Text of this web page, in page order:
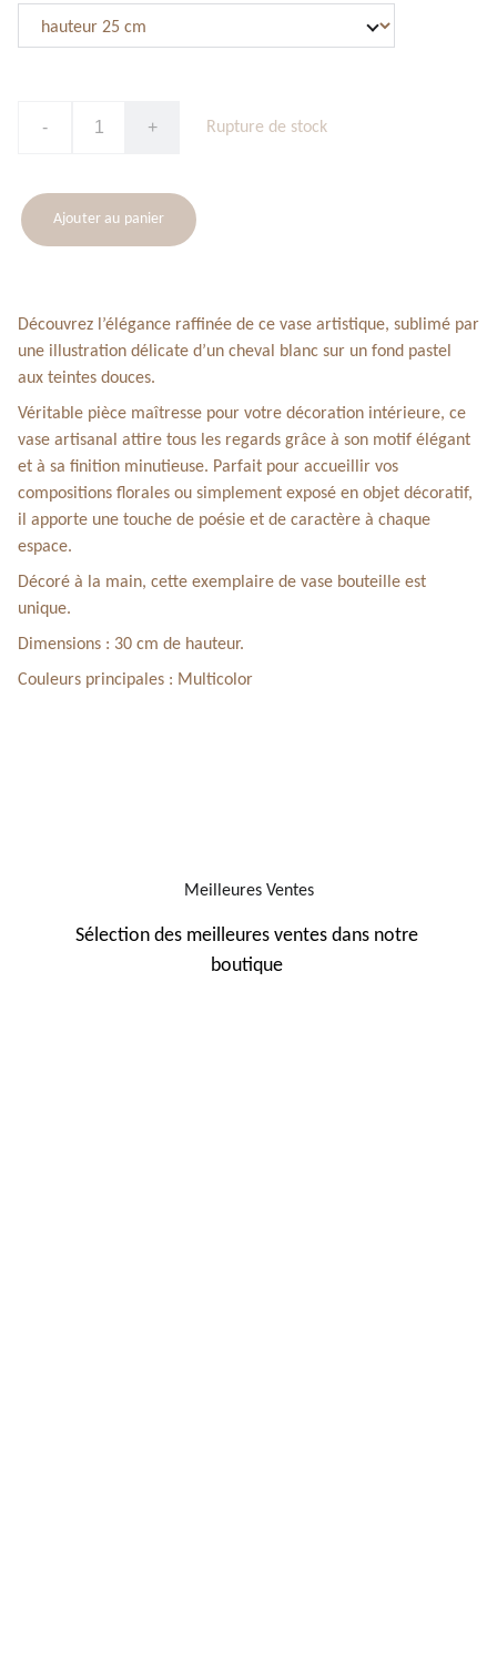
- + Rupture de stock
Ajouter au panier
Découvrez l’élégance raffinée de ce vase artistique, sublimé par
une illustration délicate d’un cheval blanc sur un fond pastel
aux teintes douces.
Véritable pièce maîtresse pour votre décoration intérieure, ce
vase artisanal attire tous les regards grâce à son motif élégant
et à sa finition minutieuse. Parfait pour accueillir vos
compositions florales ou simplement exposé en objet décoratif,
il apporte une touche de poésie et de caractère à chaque
espace.
Décoré à la main, cette exemplaire de vase bouteille est
unique.
Dimensions : 30 cm de hauteur.
Couleurs principales : Multicolor
Meilleures Ventes
Sélection des meilleures ventes dans notre
boutique